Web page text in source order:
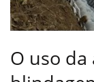
O uso da